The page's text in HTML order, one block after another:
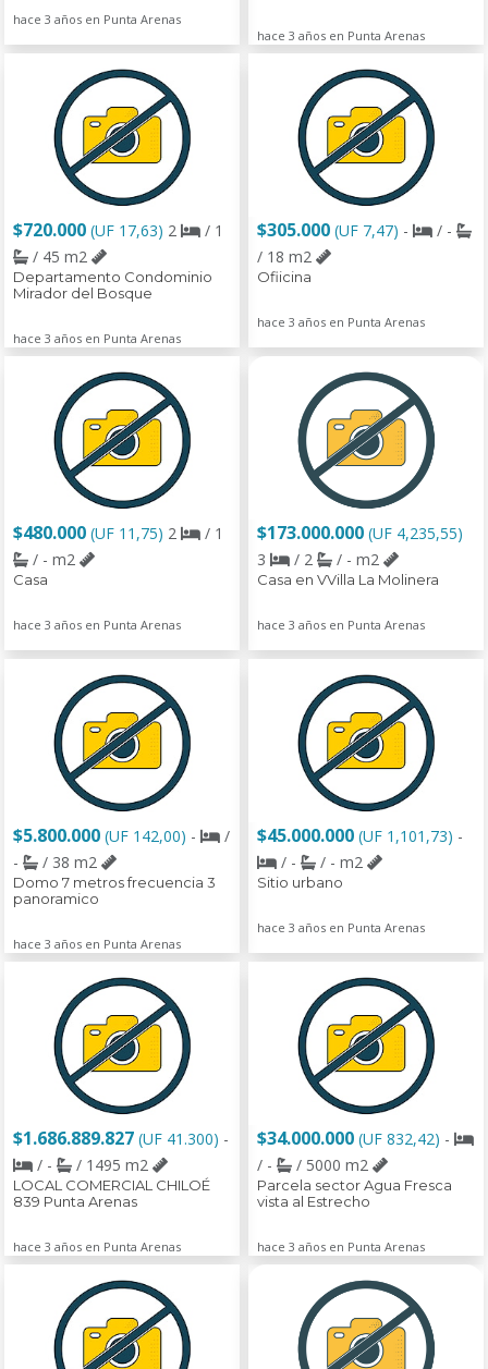
hace 3 años en Punta Arenas
hace 3 años en Punta Arenas
$720.000 (UF 17,63) 2
/ 1
/ 45 m2
Departamento Condominio
Mirador del Bosque
hace 3 años en Punta Arenas
$305.000 (UF 7,47) -
/ -
/ 18 m2
Ofiicina
hace 3 años en Punta Arenas
$480.000 (UF 11,75) 2
/ 1
/ - m2
Casa
hace 3 años en Punta Arenas
$173.000.000 (UF 4,235,55)
3
/ 2 / - m2
Casa en VVilla La Molinera
hace 3 años en Punta Arenas
$5.800.000 (UF 142,00) -
/
-
/ 38 m2
Domo 7 metros frecuencia 3
panoramico
hace 3 años en Punta Arenas
$45.000.000 (UF 1,101,73) -
/ -
/ - m2
Sitio urbano
hace 3 años en Punta Arenas
$1.686.889.827 (UF 41.300) -
/ -
/ 1495 m2
LOCAL COMERCIAL CHILOÉ
839 Punta Arenas
hace 3 años en Punta Arenas
$34.000.000 (UF 832,42) -
/ -
/ 5000 m2
Parcela sector Agua Fresca
vista al Estrecho
hace 3 años en Punta Arenas